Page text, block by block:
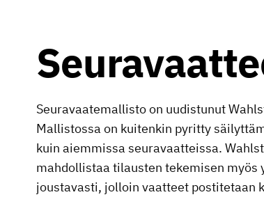
Seuravaatemallisto on uudistunut
Mallistossa on kuitenkin pyritty
kuin aiemmissa seuravaatteissa.
mahdollistaa tilausten tekemisen myös
joustavasti, jolloin vaatteet postitetaan